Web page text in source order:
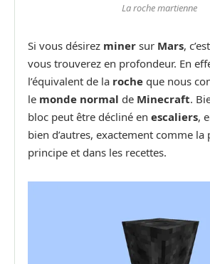
La roche martienne
Si vous désirez miner sur Mars,
vous trouverez en profondeur. En
l’équivalent de la roche que nous
le monde normal de Minecraft.
bloc peut être décliné en escaliers,
bien d’autres, exactement comme la
principe et dans les recettes.